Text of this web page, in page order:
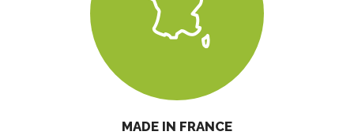
MADE IN FRANCE